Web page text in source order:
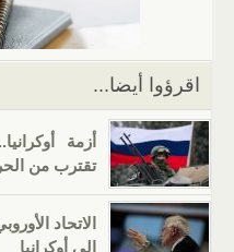
k
اقرؤوا أيضا...
أزمة
تقترب من
الاتحاد
إلى أوكرانيا